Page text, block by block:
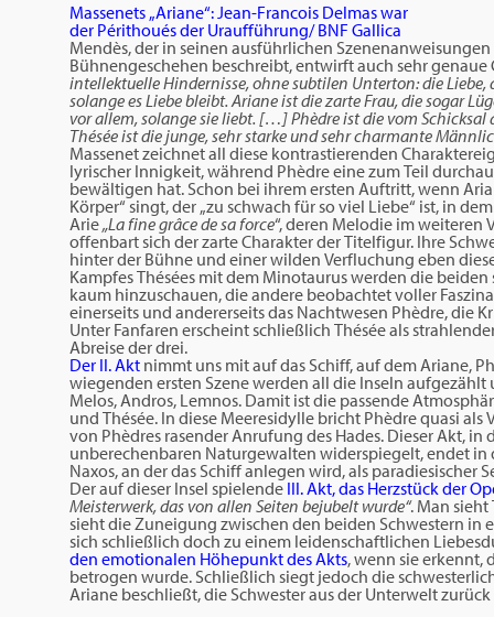
Massenets „Ariane“: Jean-Francois Delmas war
der Périthoués der Uraufführung/ BNF Gallica
Mendès, der in seinen ausführlichen
Bühnengeschehen beschreibt, entwirft auch sehr genaue
intellektuelle Hindernisse, ohne subtilen Unterton: die
solange es Liebe bleibt. Ariane ist die zarte Frau, die sogar
vor allem, solange sie liebt. […] Phèdre ist die vom
Thésée ist die junge, sehr starke und sehr charmante
Massenet zeichnet all diese kontrastierenden
lyrischer Innigkeit, während Phèdre eine zum Teil
bewältigen hat. Schon bei ihrem ersten Auftritt, wenn
Körper“ singt, der „zu schwach für so viel Liebe“ ist, in
Arie„La fine grâce de sa force“, deren Melodie im weiteren
offenbart sich der zarte Charakter der Titelfigur. Ihre
hinter der Bühne und einer wilden Verfluchung eben
Kampfes Thésées mit dem Minotaurus werden die
kaum hinzuschauen, die andere beobachtet voller
einerseits und andererseits das Nachtwesen Phèdre, die
Unter Fanfaren erscheint schließlich Thésée als
Abreise der drei.
Der II. Akt nimmt uns mit auf das Schiff, auf dem Ariane,
wiegenden ersten Szene werden all die Inseln
Melos, Andros, Lemnos. Damit ist die passende
und Thésée. In diese Meeresidylle bricht Phèdre quasi
von Phèdres rasender Anrufung des Hades. Dieser Akt,
unberechenbaren Naturgewalten widerspiegelt, endet
Naxos, an der das Schiff anlegen wird, als paradiesischer
Der auf dieser Insel spielende III. Akt, das Herzstück der
Meisterwerk, das von allen Seiten bejubelt wurde“. Man
sieht die Zuneigung zwischen den beiden Schwestern in
sich schließlich doch zu einem leidenschaftlichen
den emotionalen Höhepunkt des Akts, wenn sie erkennt,
betrogen wurde. Schließlich siegt jedoch die
Ariane beschließt, die Schwester aus der Unterwelt